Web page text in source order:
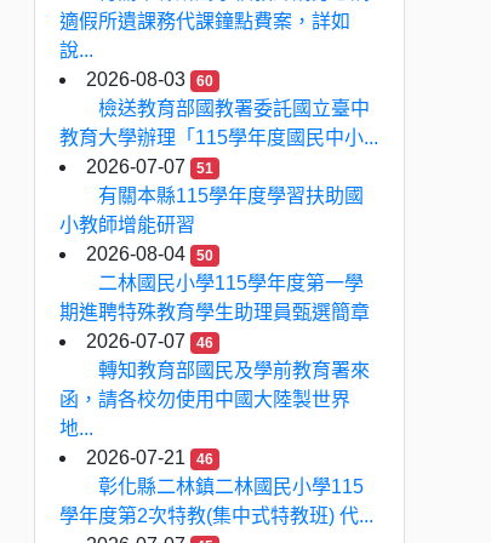
適假所遺課務代課鐘點費案，詳如
說...
2026-08-03
60
檢送教育部國教署委託國立臺中
教育大學辦理「115學年度國民中小...
2026-07-07
51
有關本縣115學年度學習扶助國
小教師增能研習
2026-08-04
50
二林國民小學115學年度第一學
期進聘特殊教育學生助理員甄選簡章
2026-07-07
46
轉知教育部國民及學前教育署來
函，請各校勿使用中國大陸製世界
地...
2026-07-21
46
彰化縣二林鎮二林國民小學115
學年度第2次特教(集中式特教班) 代...